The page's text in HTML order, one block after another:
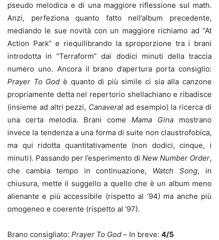
pseudo melodica e di una maggiore riflessione sul math.
Anzi, perfeziona quanto fatto nell’album precedente,
mediando le sue novità con un maggiore richiamo ad “At
Action Park” e riequilibrando la sproporzione tra i brani
introdotta in “Terraform” dai dodici minuti della traccia
numero uno. Ancora il brano d’apertura porta consiglio:
Prayer To God è quanto di più simile ci sia alla canzone
propriamente detta nel repertorio shellachiano e ribadisce
(insieme ad altri pezzi, Canaveral ad esempio) la ricerca di
una certa melodia. Brani come Mama Gina mostrano
invece la tendenza a una forma di suite non claustrofobica,
ma qui ridotta quantitativamente (non dodici, cinque, i
minuti). Passando per l’esperimento di New Number Order,
che cambia tempo in continuazione, Watch Song, in
chiusura, mette il suggello a quello che è un album meno
alienante e più accessibile (rispetto al ‘94) ma anche più
omogeneo e coerente (rispetto al ‘97).
Brano consigliato: Prayer To God – In breve: 4/5